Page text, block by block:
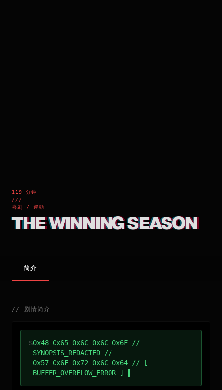
119 分钟
///
喜劇 / 運動
THE WINNING SEASON
简介
// 剧情简介
$0x48 0x65 0x6C 0x6C 0x6F //
SYNOPSIS_REDACTED //
0x57 0x6F 0x72 0x6C 0x64 // [
BUFFER_OVERFLOW_ERROR ]